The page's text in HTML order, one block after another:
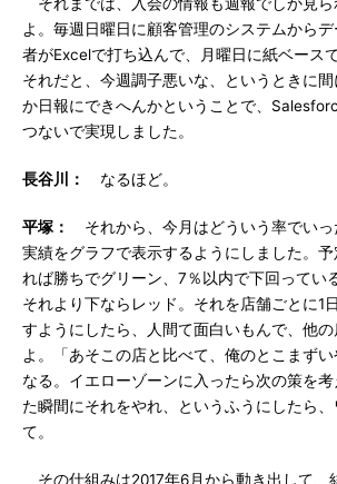
よ。毎週日曜日に顧客管理のシステムから
者がExcelで打ち込んで、月曜日に紙ベース
それだと、今週調子悪いな、というときに
か日報にできへんかということで、
つないで実現しました。
長谷川： なるほど。
平塚：
それから、今月はどういう率でいっ
実績をグラフで表示するようにしました。
れば勝ちでグリーン、7％以内で下回ってい
それより下ならレッド。それを店舗ごとに1
すようにしたら、人間て面白いもんで、他
よ。「あそこの店と比べて、俺のとこまず
なる。イエローゾーンに入ったら次の策を
た瞬間にそれをやれ、というふうにしたら
て。
その仕組みは2017年6月から動き出して、